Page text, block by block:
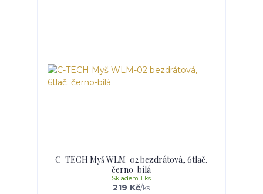
C-TECH Myš WLM-02 bezdrátová, 6tlač.
černo-bílá
219 Kč/ks
Skladem 1 ks